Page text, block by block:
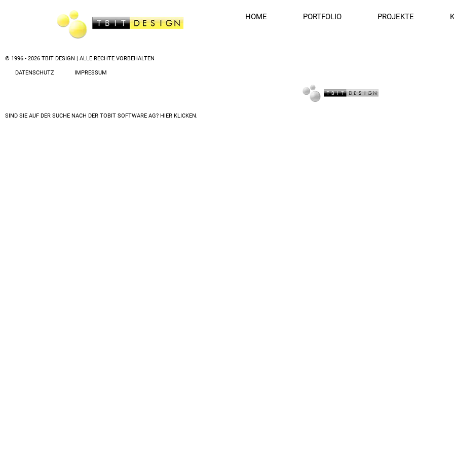
HOME PORTFOLIO PROJEKTE
© 1996 - 2026 TBIT DESIGN | ALLE RECHTE VORBEHALTEN
DATENSCHUTZ IMPRESSUM
SIND SIE AUF DER SUCHE NACH DER TOBIT SOFTWARE AG? HIER KLICKEN.